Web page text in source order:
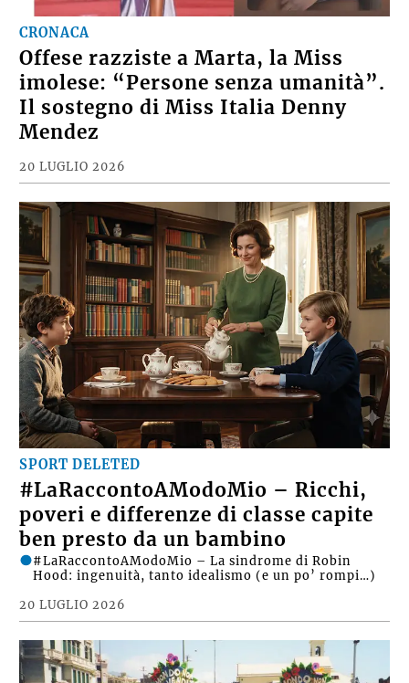
CRONACA
Offese razziste a Marta, la Miss
imolese: “Persone senza umanità”.
Il sostegno di Miss Italia Denny
Mendez
20 LUGLIO 2026
SPORT DELETED
#LaRaccontoAModoMio – Ricchi,
poveri e differenze di classe capite
ben presto da un bambino
20 LUGLIO 2026
#LaRaccontoAModoMio – La sindrome di Robin
Hood: ingenuità, tanto idealismo (e un po’ rompi…)